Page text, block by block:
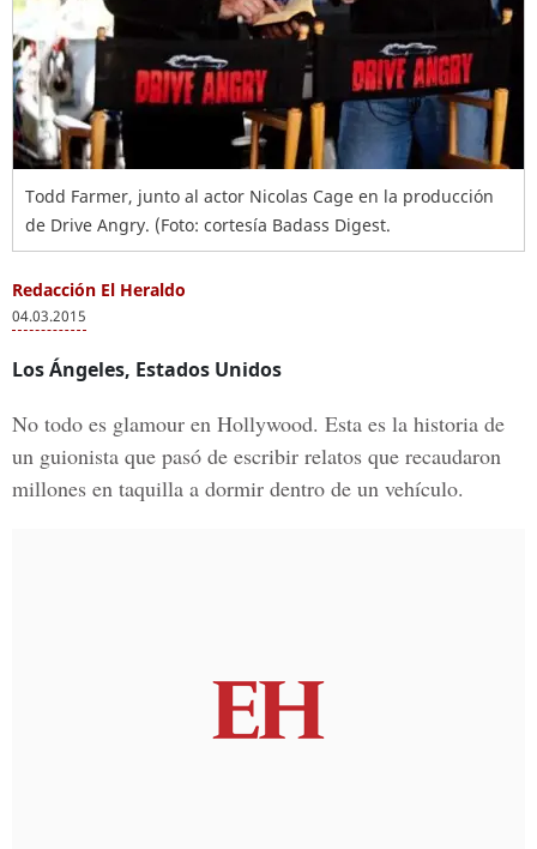
Todd Farmer, junto al actor Nicolas Cage en la producción
de Drive Angry. (Foto: cortesía Badass Digest.
Redacción El Heraldo
04.03.2015
Los Ángeles, Estados Unidos
No todo es glamour en Hollywood. Esta es la historia de
un guionista que pasó de escribir relatos que recaudaron
millones en taquilla a dormir dentro de un vehículo.